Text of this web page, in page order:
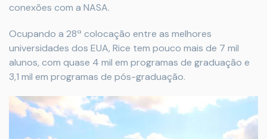
conexões com a NASA.
Ocupando a 28ª colocação entre as melhores
universidades dos EUA, Rice tem pouco mais de 7 mil
alunos, com quase 4 mil em programas de graduação e
3,1 mil em programas de pós-graduação.